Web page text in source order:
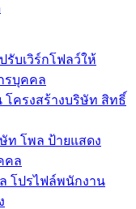
ปรับเวิร์กโฟลว์ให้
รบุคคล
โครงสร้างบริษัท สิทธิ์
ท โพล ป้ายแสดง
คล
โปรไฟล์พนักงาน